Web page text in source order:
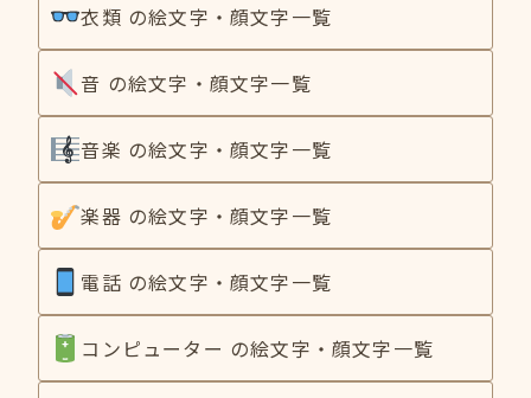
衣類 の絵文字・顔文字一覧
音 の絵文字・顔文字一覧
音楽 の絵文字・顔文字一覧
楽器 の絵文字・顔文字一覧
電話 の絵文字・顔文字一覧
コンピューター の絵文字・顔文字一覧